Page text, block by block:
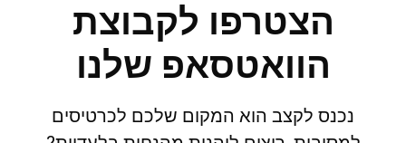
הצטרפו לקבוצת
הוואטסאפ שלנו
נכנס לקצב הוא המקום שלכם לכרטיסים